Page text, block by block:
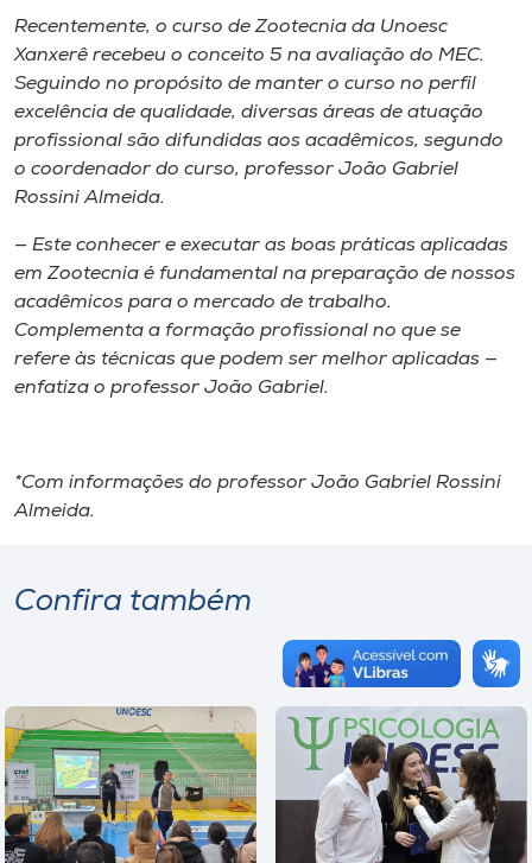
Recentemente, o curso de Zootecnia da Unoesc
Xanxerê recebeu o conceito 5 na avaliação do MEC.
Seguindo no propósito de manter o curso no perfil
excelência de qualidade, diversas áreas de atuação
profissional são difundidas aos acadêmicos, segundo
o coordenador do curso, professor João Gabriel
Rossini Almeida.
— Este conhecer e executar as boas práticas aplicadas
em Zootecnia é fundamental na preparação de nossos
acadêmicos para o mercado de trabalho.
Complementa a formação profissional no que se
refere às técnicas que podem ser melhor aplicadas —
enfatiza o professor João Gabriel.
*Com informações do professor João Gabriel Rossini
Almeida.
Confira também